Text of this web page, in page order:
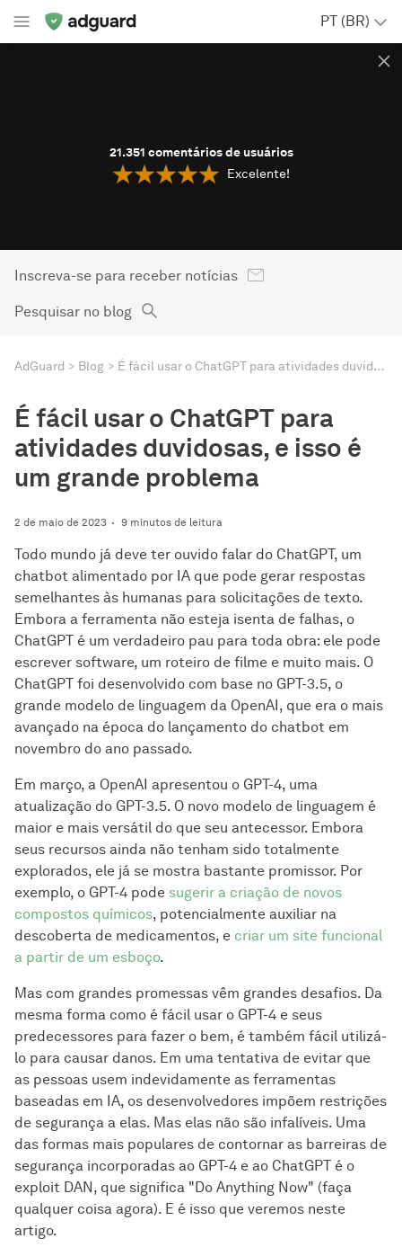
PT (BR)
21.351 comentários de usuários
Excelente!
Inscreva-se para receber notícias
Pesquisar no blog
AdGuard Blog É fácil usar o ChatGPT para atividades duvidosas, e isso é um grande problema
É fácil usar o ChatGPT para
atividades duvidosas, e isso é
um grande problema
2 de maio de 2023 9 minutos de leitura
Todo mundo já deve ter ouvido falar do ChatGPT, um
chatbot alimentado por IA que pode gerar respostas
semelhantes às humanas para solicitações de texto.
Embora a ferramenta não esteja isenta de falhas, o
ChatGPT é um verdadeiro pau para toda obra: ele pode
escrever software, um roteiro de filme e muito mais. O
ChatGPT foi desenvolvido com base no GPT-3.5, o
grande modelo de linguagem da OpenAI, que era o mais
avançado na época do lançamento do chatbot em
novembro do ano passado.
Em março, a OpenAI apresentou o GPT-4, uma
atualização do GPT-3.5. O novo modelo de linguagem é
maior e mais versátil do que seu antecessor. Embora
seus recursos ainda não tenham sido totalmente
explorados, ele já se mostra bastante promissor. Por
exemplo, o GPT-4 pode sugerir a criação de novos
compostos químicos, potencialmente auxiliar na
descoberta de medicamentos, e criar um site funcional
a partir de um esboço.
Mas com grandes promessas vêm grandes desafios. Da
mesma forma como é fácil usar o GPT-4 e seus
predecessores para fazer o bem, é também fácil utilizá-
lo para causar danos. Em uma tentativa de evitar que
as pessoas usem indevidamente as ferramentas
baseadas em IA, os desenvolvedores impõem restrições
de segurança a elas. Mas elas não são infalíveis. Uma
das formas mais populares de contornar as barreiras de
segurança incorporadas ao GPT-4 e ao ChatGPT é o
exploit DAN, que significa "Do Anything Now" (faça
qualquer coisa agora). E é isso que veremos neste
artigo.